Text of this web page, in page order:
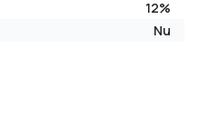
12%
Nu